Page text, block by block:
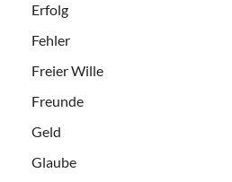
Erfolg
Fehler
Freier Wille
Freunde
Geld
Glaube